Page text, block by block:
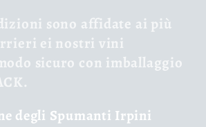
sono affidate ai più
ei nostri vini
sicuro con imballaggio
degli Spumanti Irpini